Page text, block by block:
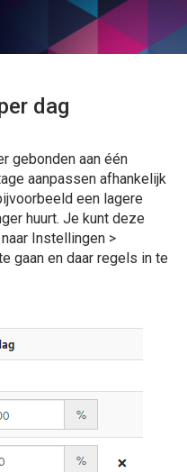
dag
gebonden aan één
aanpassen afhankelijk
een lagere
huurt. Je kunt deze
Instellingen >
gaan en daar regels in te